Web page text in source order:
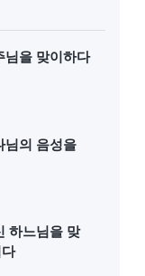
님을 맞이하다
님의 음성을
하느님을 맞